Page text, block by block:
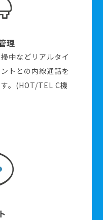
理
中などリアルタイ
トとの内線通話を
。(HOT/TEL C機